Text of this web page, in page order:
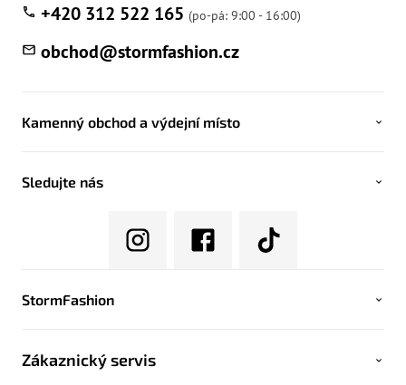
obchod@stormfashion.cz
+420 312 522 165
Kamenný obchod a výdejní místo
Sledujte nás
StormFashion
Zákaznický servis